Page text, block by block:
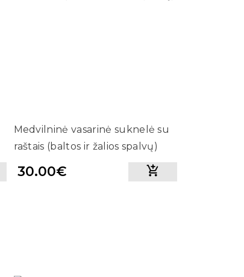
Medvilninė vasarinė suknelė su
raštais (baltos ir žalios spalvų)
30.00€